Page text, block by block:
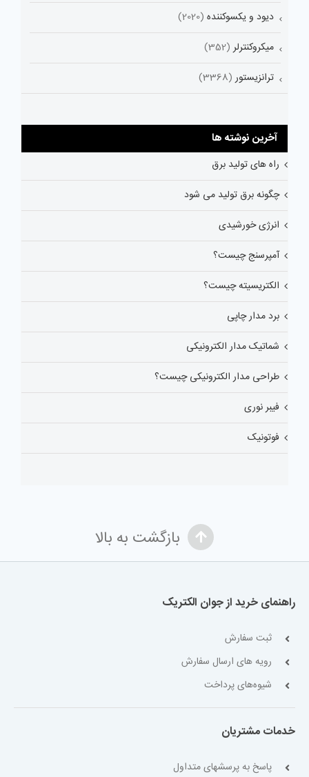
دیود و یکسوکننده (2020)
میکروکنترلر (352)
ترانزیستور (3368)
آخرین نوشته ها
راه های تولید برق
چگونه برق تولید می شود
انرژی خورشیدی
آمپرسنج چیست؟
الکتریسیته چیست؟
برد مدار چاپی
شماتیک مدار الکترونیکی
طراحی مدار الکترونیکی چیست؟
فیبر نوری
فوتونیک
بازگشت به بالا
راهنمای خرید از جوان الکتریک
ثبت سفارش
رویه های ارسال سفارش
شیوه‌های پرداخت
خدمات مشتریان
پاسخ به پرسشهای متداول